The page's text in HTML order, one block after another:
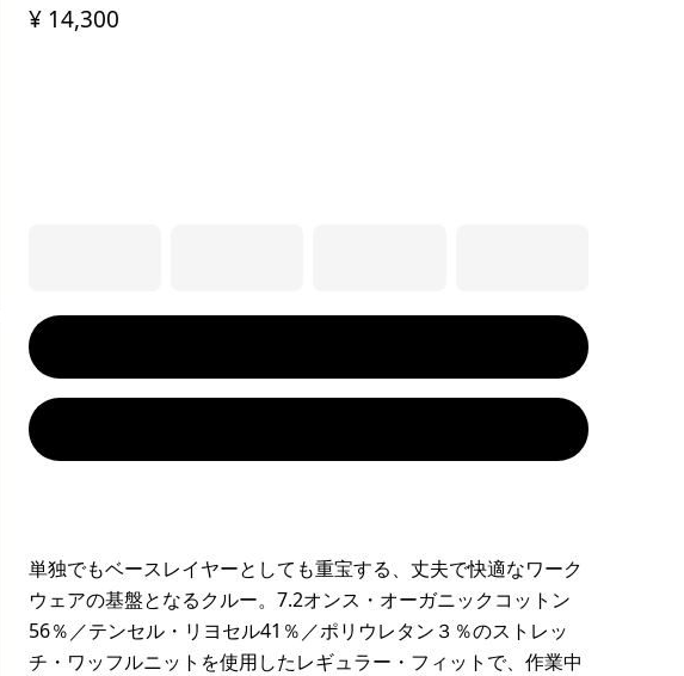
¥ 14,300
単独でもベースレイヤーとしても重宝する、丈夫で快適なワーク
ウェアの基盤となるクルー。7.2オンス・オーガニックコットン
56％／テンセル・リヨセル41％／ポリウレタン３％のストレッ
チ・ワッフルニットを使用したレギュラー・フィットで、作業中